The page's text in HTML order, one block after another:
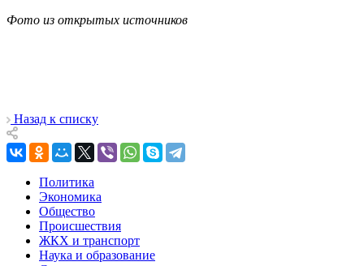
Фото из открытых источников
Назад к списку
Политика
Экономика
Общество
Происшествия
ЖКХ и транспорт
Наука и образование